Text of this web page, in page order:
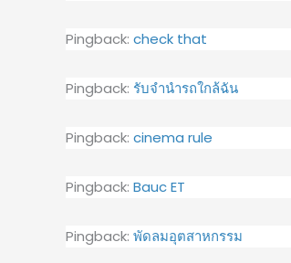
Pingback: check that
Pingback: รับจำนำรถใกล้ฉัน
Pingback: cinema rule
Pingback: Bauc ET
Pingback: พัดลมอุตสาหกรรม